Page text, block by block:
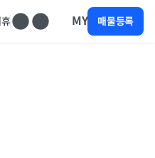
MY 매물등록